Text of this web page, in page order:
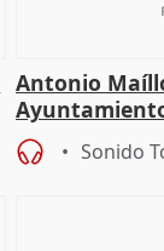
Antonio
especulador
JiménezSonido